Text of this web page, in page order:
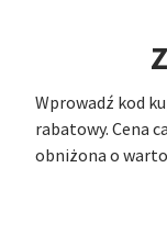
Wprowadź kod
rabatowy. Cena
obniżona o